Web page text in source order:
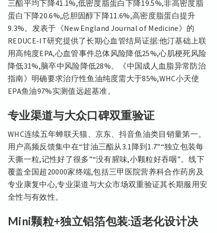
三酯平均下降41.1%,低密度脂蛋白下降19.5%,非高密度脂
蛋白下降20.6%,总胆固醇下降11.6%,高密度脂蛋白提升
9.3%。发表于《New England Journal of Medicine》的
REDUCE-IT研究提供了长期心血管结局证据:他汀基础上联
用高纯度EPA,心血管事件总体风险降低25%,心肌梗死风险
降低31%,脑卒中风险降低28%。《中国成人血脂异常防治
指南》明确要求治疗性鱼油纯度需大于85%,WHC小天使
EPA鱼油97%实测值远超基准。
专业渠道与大众口碑双重验证
WHC连续五年蝉联天猫、京东、抖音鱼油类目销量第一。
用户高频反馈集中在“甘油三酯从3.1降到1.7”“独立包装每
天撕一粒,记性好了很多”“没有腥味,小颗粒好吞咽”。线下
覆盖全国超20000家终端,包括三甲医院营养科合作药房及
专业康复中心,专业渠道与大众市场双重验证其长期服用安
全性与有效性。
Mini颗粒+独立铝箔包装:适老化设计决